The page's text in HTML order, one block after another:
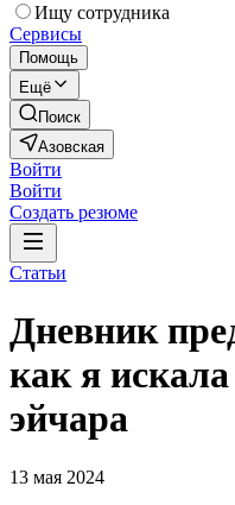
Ищу сотрудника
Сервисы
Помощь
Ещё
Поиск
Азовская
Войти
Войти
Создать резюме
Статьи
Дневник
как я искала
эйчара
13 мая 2024